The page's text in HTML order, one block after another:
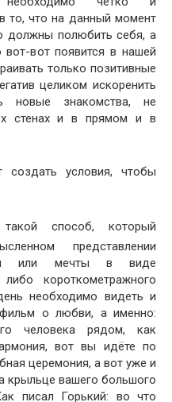
то, что на данный момент
должны полюбить себя, а
вот появится в нашей
только позитивные
целиком искоренить
новые знакомства, не
стенах и в прямом и в
условия, чтобы
способ, который
представлении
или мечты в виде
короткометражного
необходимо видеть и
о любви, а именно:
человека рядом, как
вот вы идёте по
церемония, а вот уже и
крыльце вашего большого
писал Горький: во что